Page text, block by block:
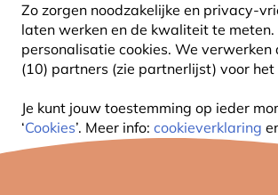
Zo zorgen noodzakelijke en privacy-
laten werken en de kwaliteit te
personalisatie cookies. We verwerken
(10) partners (zie partnerlijst) voor
Je kunt jouw toestemming op ieder
‘Cookies’. Meer info: cookieverklaring
VOGELVOER
10% KORTING